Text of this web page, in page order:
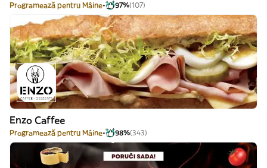
Programează pentru Mâine 97%(107)
Enzo Caffee
Programează pentru Mâine 98%(343)